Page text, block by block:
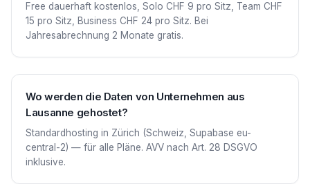
Free dauerhaft kostenlos, Solo CHF 9 pro Sitz, Team CHF
15 pro Sitz, Business CHF 24 pro Sitz. Bei
Jahresabrechnung 2 Monate gratis.
Wo werden die Daten von Unternehmen aus
Lausanne gehostet?
Standardhosting in Zürich (Schweiz, Supabase eu-
central-2) — für alle Pläne. AVV nach Art. 28 DSGVO
inklusive.